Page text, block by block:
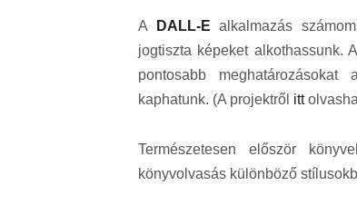
A DALL-E alkalmazás
jogtiszta képeket alkothassunk.
pontosabb
kaphatunk. (A projektről itt
Természetesen először
könyvolvasás különböző